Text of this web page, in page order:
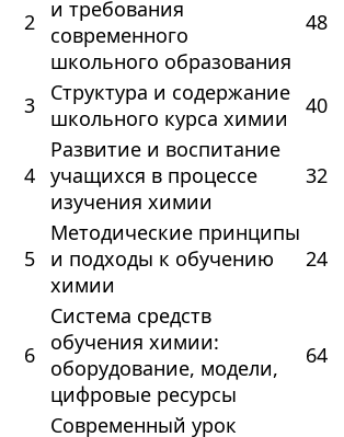
2
и требования
современного
школьного образования
48
3
Структура и содержание
школьного курса химии
40
4
Развитие и воспитание
учащихся в процессе
изучения химии
32
5
Методические принципы
и подходы к обучению
химии
24
6
Система средств
обучения химии:
оборудование, модели,
цифровые ресурсы
64
Современный урок